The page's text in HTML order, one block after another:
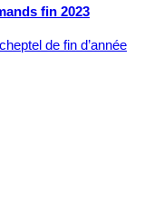
fin 2023
de fin d’année